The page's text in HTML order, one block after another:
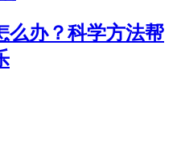
么办？科学方法帮